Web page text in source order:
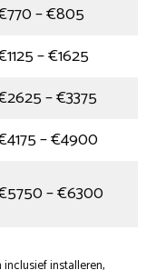
– €805
– €1625
– €3375
– €4900
– €6300
installeren,